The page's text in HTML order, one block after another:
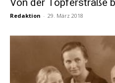
Redaktion - 29. März 2018